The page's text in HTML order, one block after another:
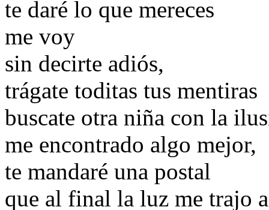
te daré lo que mereces
me voy
sin decirte adiós,
trágate toditas tus mentiras
buscate otra niña con la
me encontrado algo mejor,
te mandaré una postal
que al final la luz me trajo